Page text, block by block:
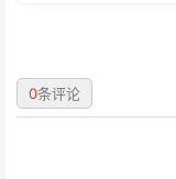
0条评论